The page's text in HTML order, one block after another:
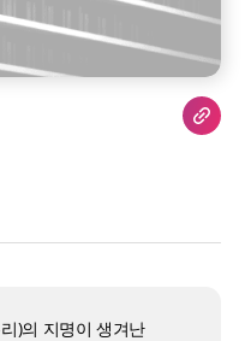
)의 지명이 생겨난